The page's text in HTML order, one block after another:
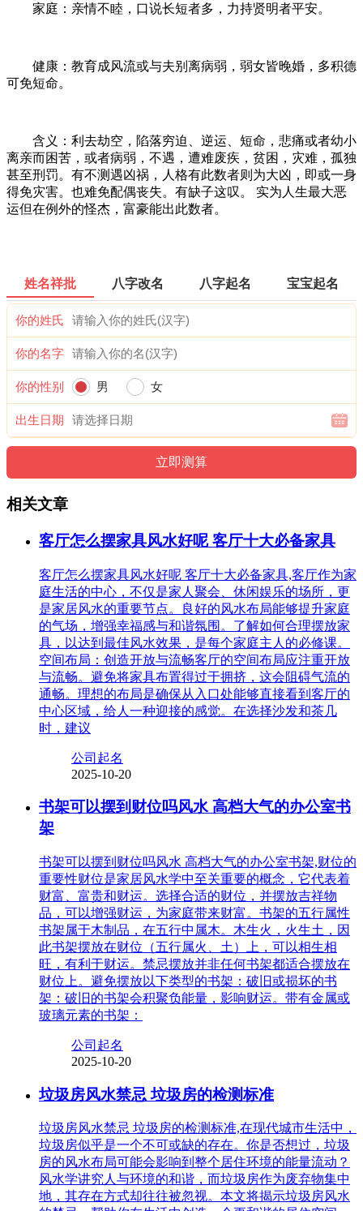
家庭：亲情不睦，口说长短者多，力持贤明者平安。
健康：教育成风流或与夫别离病弱，弱女皆晚婚，多积德
可免短命。
含义：利去劫空，陷落穷迫、逆运、短命，悲痛或者幼小
离亲而困苦，或者病弱，不遇，遭难废疾，贫困，灾难，孤独
甚至刑罚。有不测遇凶祸，人格有此数者则为大凶，即或一身
得免灾害。也难免配偶丧失。有缺子这叹。 实为人生最大恶
运但在例外的怪杰，富豪能出此数者。
姓名祥批 八字改名 八字起名 宝宝起名
你的姓氏
你的名字
你的性别 男 女
出生日期
相关文章
客厅怎么摆家具风水好呢 客厅十大必备家具
客厅怎么摆家具风水好呢 客厅十大必备家具,客厅作为家
庭生活的中心，不仅是家人聚会、休闲娱乐的场所，更
是家居风水的重要节点。良好的风水布局能够提升家庭
的气场，增强幸福感与和谐氛围。了解如何合理摆放家
具，以达到最佳风水效果，是每个家庭主人的必修课。
空间布局：创造开放与流畅客厅的空间布局应注重开放
与流畅。避免将家具布置得过于拥挤，这会阻碍气流的
通畅。理想的布局是确保从入口处能够直接看到客厅的
中心区域，给人一种迎接的感觉。在选择沙发和茶几
时，建议
公司起名
2025-10-20
书架可以摆到财位吗风水 高档大气的办公室书
架
书架可以摆到财位吗风水 高档大气的办公室书架,财位的
重要性财位是家居风水学中至关重要的概念，它代表着
财富、富贵和财运。选择合适的财位，并摆放吉祥物
品，可以增强财运，为家庭带来财富。书架的五行属性
书架属于木制品，在五行中属木。木生火，火生土，因
此书架摆放在财位（五行属火、土）上，可以相生相
旺，有利于财运。禁忌摆放并非任何书架都适合摆放在
财位上。避免摆放以下类型的书架：破旧或损坏的书
架：破旧的书架会积聚负能量，影响财运。带有金属或
玻璃元素的书架：
公司起名
2025-10-20
垃圾房风水禁忌 垃圾房的检测标准
垃圾房风水禁忌 垃圾房的检测标准,在现代城市生活中，
垃圾房似乎是一个不可或缺的存在。你是否想过，垃圾
房的风水布局可能会影响到整个居住环境的能量流动？
风水学讲究人与环境的和谐，而垃圾房作为废弃物集中
地，其存在方式却往往被忽视。本文将揭示垃圾房风水